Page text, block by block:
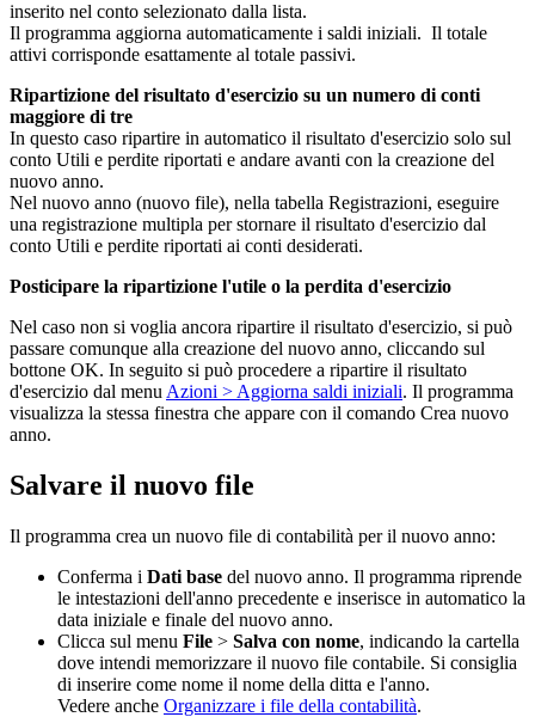
inserito nel conto selezionato dalla lista.
Il programma aggiorna automaticamente i saldi iniziali. Il totale
attivi corrisponde esattamente al totale passivi.
Ripartizione del risultato d'esercizio su un numero di conti
maggiore di tre
In questo caso ripartire in automatico il risultato d'esercizio solo sul
conto Utili e perdite riportati e andare avanti con la creazione del
nuovo anno.
Nel nuovo anno (nuovo file), nella tabella Registrazioni, eseguire
una registrazione multipla per stornare il risultato d'esercizio dal
conto Utili e perdite riportati ai conti desiderati.
Posticipare la ripartizione l'utile o la perdita d'esercizio
Nel caso non si voglia ancora ripartire il risultato d'esercizio, si può
passare comunque alla creazione del nuovo anno, cliccando sul
bottone OK. In seguito si può procedere a ripartire il risultato
d'esercizio dal menu Azioni > Aggiorna saldi iniziali. Il programma
visualizza la stessa finestra che appare con il comando Crea nuovo
anno.
Salvare il nuovo file
Il programma crea un nuovo file di contabilità per il nuovo anno:
Conferma i Dati base del nuovo anno. Il programma riprende
le intestazioni dell'anno precedente e inserisce in automatico la
data iniziale e finale del nuovo anno.
Clicca sul menu File > Salva con nome, indicando la cartella
dove intendi memorizzare il nuovo file contabile. Si consiglia
di inserire come nome il nome della ditta e l'anno.
Vedere anche Organizzare i file della contabilità.